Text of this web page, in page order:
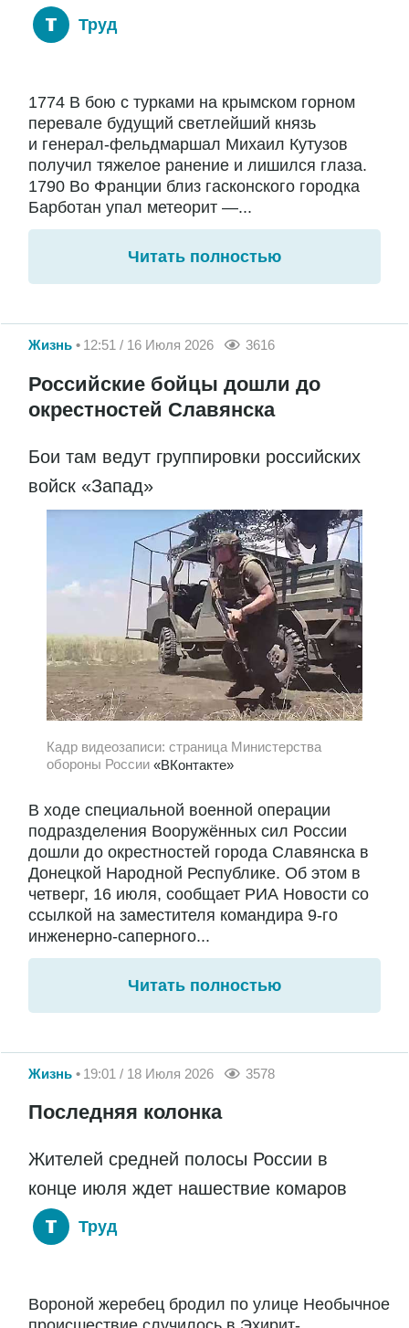
Труд
1774 В бою с турками на крымском горном
перевале будущий светлейший князь
и генерал-фельдмаршал Михаил Кутузов
получил тяжелое ранение и лишился глаза.
1790 Во Франции близ гасконского городка
Барботан упал метеорит —...
Читать полностью
Жизнь 12:51 / 16 Июля 2026 3616
Российские бойцы дошли до
окрестностей Славянска
Бои там ведут группировки российских
войск «Запад»
Кадр видеозаписи: страница Министерства
обороны России «ВКонтакте»
В ходе специальной военной операции
подразделения Вооружённых сил России
дошли до окрестностей города Славянска в
Донецкой Народной Республике. Об этом в
четверг, 16 июля, сообщает РИА Новости со
ссылкой на заместителя командира 9-го
инженерно-саперного...
Читать полностью
Жизнь 19:01 / 18 Июля 2026 3578
Последняя колонка
Жителей средней полосы России в
конце июля ждет нашествие комаров
Труд
Вороной жеребец бродил по улице Необычное